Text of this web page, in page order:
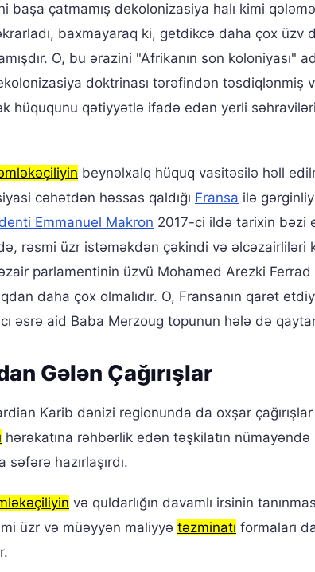
başa çatmamış dekolonizasiya halı kimi
baxmayaraq ki, getdikcə daha çox üzv
O, bu ərazini "Afrikanın son koloniyası"
doktrinası tərəfindən təsdiqlənmiş
hüququnu qətiyyətlə ifadə edən yerli
beynəlxalq hüquq vasitəsilə həll
cəhətdən həssas qaldığı Fransa ilə
Emmanuel Makron 2017-ci ildə tarixin bəzi
rəsmi üzr istəməkdən çəkindi və əlcəzairliləri
parlamentinin üzvü Mohamed Arezki
daha çox olmalıdır. O, Fransanın qarət
əsrə aid Baba Merzoug topunun hələ də
Gələn Çağırışlar
Karib dənizi regionunda da oxşar
hərəkatına rəhbərlik edən təşkilatın
hazırlaşırdı.
və quldarlığın davamlı irsinin
üzr və müəyyən maliyyə təzminatı formaları